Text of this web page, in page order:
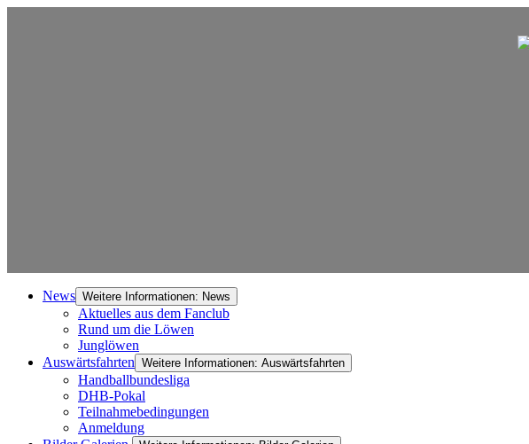
News Weitere Informationen: News
Aktuelles aus dem Fanclub
Rund um die Löwen
Junglöwen
Auswärtsfahrten Weitere Informationen: Auswärtsfahrten
Handballbundesliga
DHB-Pokal
Teilnahmebedingungen
Anmeldung